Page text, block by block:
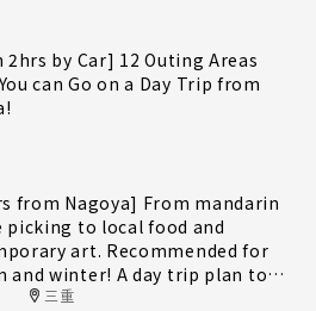
by Car] 12 Outing Areas
can Go on a Day Trip from
from Nagoya] From mandarin
picking to local food and
art. Recommended for
and winter! A day trip plan to
Minami-Ise Town
三重